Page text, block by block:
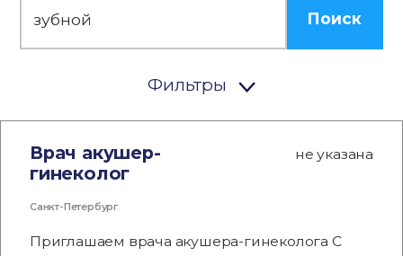
Поиск
Фильтры
Врач акушер-
гинеколог
не указана
Санкт-Петербург
Приглашаем врача акушера-гинеколога С